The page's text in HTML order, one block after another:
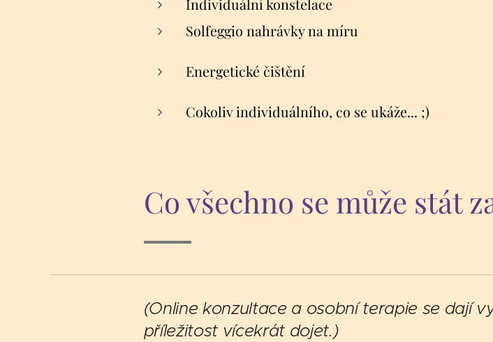
Individuální konstelace
Solfeggio nahrávky na míru
Energetické čištění
Cokoliv individuálního, co se ukáže... ;)
Co všechno se může stát
(Online konzultace a osobní terapie se dají
příležitost vícekrát dojet.)